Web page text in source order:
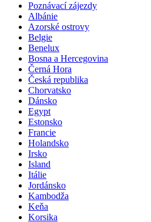
Poznávací zájezdy
Albánie
Azorské ostrovy
Belgie
Benelux
Bosna a Hercegovina
Černá Hora
Česká republika
Chorvatsko
Dánsko
Egypt
Estonsko
Francie
Holandsko
Irsko
Island
Itálie
Jordánsko
Kambodža
Keňa
Korsika